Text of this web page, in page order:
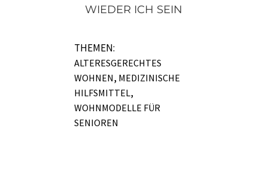
WIEDER ICH SEIN
THEMEN:
ALTERESGERECHTES
WOHNEN, MEDIZINISCHE
HILFSMITTEL,
WOHNMODELLE FÜR
SENIOREN